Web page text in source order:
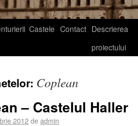
Castele Contact Descrierea
proiectului
Coplean
– Castelul Haller
2012deadmin